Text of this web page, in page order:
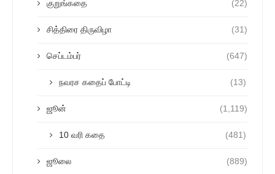
குறுங்கதை (22)
சித்திரை திருவிழா (31)
செப்டம்பர் (647)
நவரச கதைப் போட்டி (13)
ஜூன் (1,119)
10 வரி கதை (481)
ஜூலை (889)